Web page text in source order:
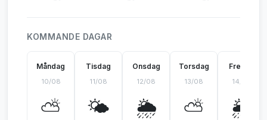
KOMMANDE DAGAR
Måndag
10/08
⛅
Tisdag
11/08
🌤️
Onsdag
12/08
🌦️
Torsdag
13/08
⛅
Fredag
14/08
🌦️